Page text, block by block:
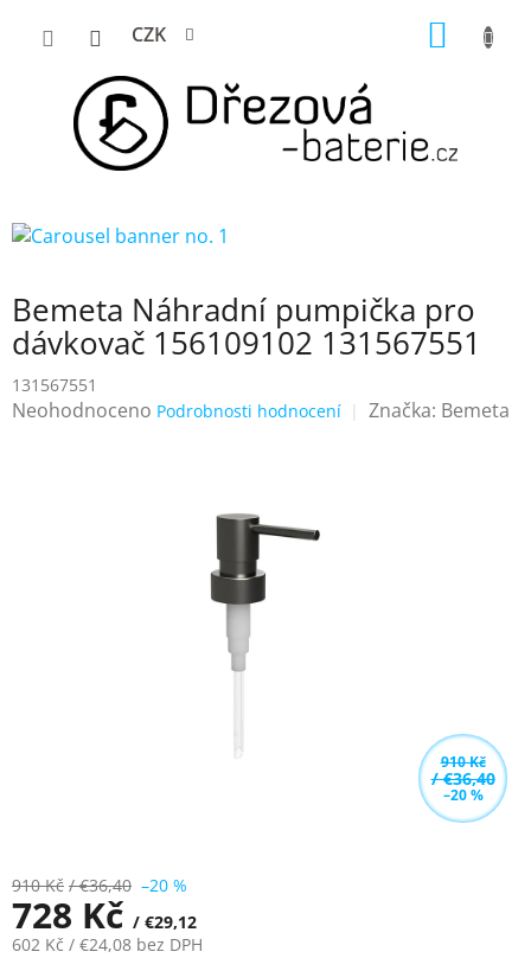
CZK
Bemeta Náhradní pumpička pro
dávkovač 156109102 131567551
131567551
Průměrné
Neohodnoceno Podrobnosti hodnocení Značka: Bemeta
910 Kč
/ €36,40
–20 %
910 Kč / €36,40 –20 %
728 Kč / €29,12
602 Kč / €24,08 bez DPH